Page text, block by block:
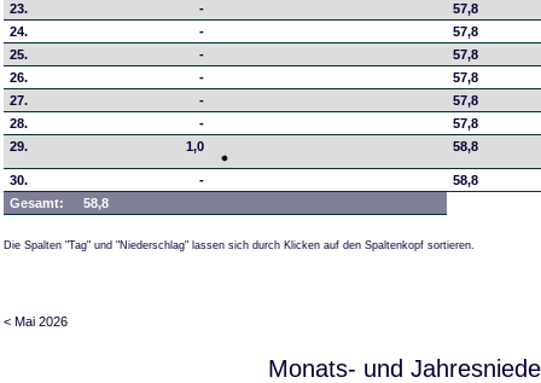
23.
-
57,8
24.
-
57,8
25.
-
57,8
26.
-
57,8
27.
-
57,8
28.
-
57,8
29.
1,0 58,8
30. -
58,8
Gesamt:
58,8
Die Spalten "Tag" und "Niederschlag" lassen sich durch Klicken auf den Spaltenkopf sortieren.
< Mai 2026
Monats- und